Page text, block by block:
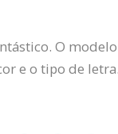
O
e o tipo de